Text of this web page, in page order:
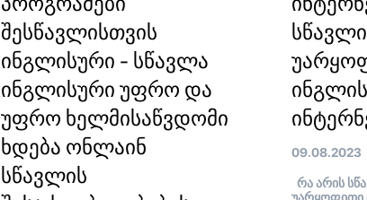
შესწავლისთვის
ინგლისური - სწავლა
ინგლისური უფრო და
უფრო ხელმისაწვდომი
ხდება ონლაინ
სწავლის
09.08.2023
რა არის